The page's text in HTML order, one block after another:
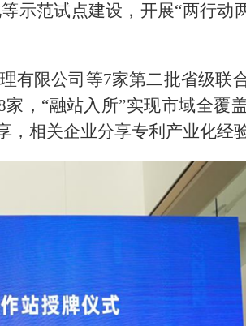
示范试点建设，开展“两行动
有限公司等7家第二批省级联
，“融站入所”实现市域全覆
相关企业分享专利产业化经验